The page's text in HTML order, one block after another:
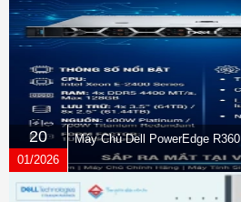
20
01/2026
Máy Chủ Dell PowerEdge R360